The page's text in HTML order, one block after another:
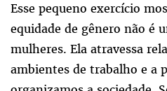
Esse pequeno exercício
equidade de gênero não é
mulheres. Ela atravessa
ambientes de trabalho e a